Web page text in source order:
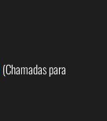
(Chamadas para